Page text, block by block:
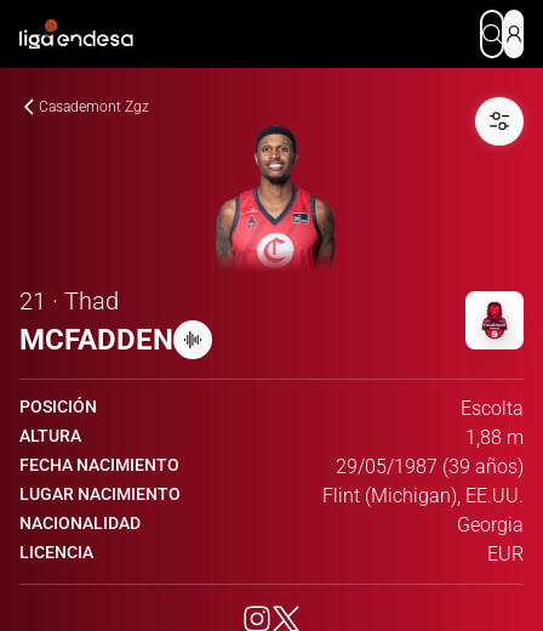
Casademont Zgz
21 · Thad
MCFADDEN
POSICIÓN Escolta
ALTURA 1,88 m
FECHA NACIMIENTO 29/05/1987 (39 años)
LUGAR NACIMIENTO Flint (Michigan), EE.UU.
NACIONALIDAD Georgia
LICENCIA EUR